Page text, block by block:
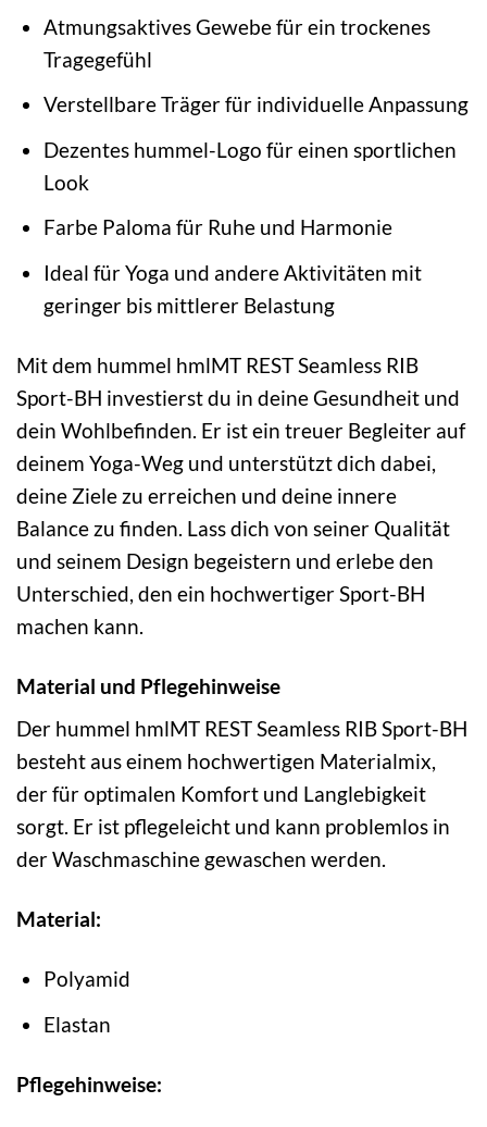
Atmungsaktives Gewebe für ein trockenes
Tragegefühl
Verstellbare Träger für individuelle Anpassung
Dezentes hummel-Logo für einen sportlichen
Look
Farbe Paloma für Ruhe und Harmonie
Ideal für Yoga und andere Aktivitäten mit
geringer bis mittlerer Belastung
Mit dem hummel hmlMT REST Seamless RIB
Sport-BH investierst du in deine Gesundheit und
dein Wohlbefinden. Er ist ein treuer Begleiter auf
deinem Yoga-Weg und unterstützt dich dabei,
deine Ziele zu erreichen und deine innere
Balance zu finden. Lass dich von seiner Qualität
und seinem Design begeistern und erlebe den
Unterschied, den ein hochwertiger Sport-BH
machen kann.
Material und Pflegehinweise
Der hummel hmlMT REST Seamless RIB Sport-BH
besteht aus einem hochwertigen Materialmix,
der für optimalen Komfort und Langlebigkeit
sorgt. Er ist pflegeleicht und kann problemlos in
der Waschmaschine gewaschen werden.
Material:
Polyamid
Elastan
Pflegehinweise: